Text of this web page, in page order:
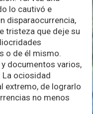
lo cautivó e
disparaocurrencia,
tristeza que deje su
o de él mismo.
documentos varios,
La ociosidad
extremo, de lograrlo
no menos